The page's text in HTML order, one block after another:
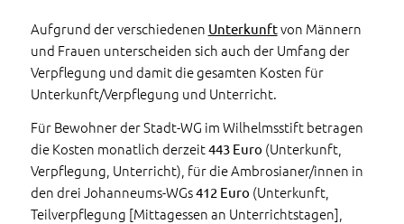
Aufgrund der verschiedenen Unterkunftvon Männern
und Frauen unterscheiden sich auch der Umfang der
Verpflegung und damit die gesamten Kosten für
Unterkunft/Verpflegung und Unterricht.
Für Bewohner der Stadt-WG im Wilhelmsstift betragen
die Kosten monatlich derzeit443 Euro (Unterkunft,
Verpflegung, Unterricht), für die Ambrosianer/innen in
den drei Johanneums-WGs412 Euro (Unterkunft,
Teilverpflegung [Mittagessen an Unterrichtstagen],